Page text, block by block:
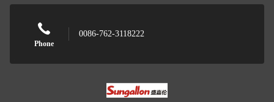
Phone
0086-762-3118222